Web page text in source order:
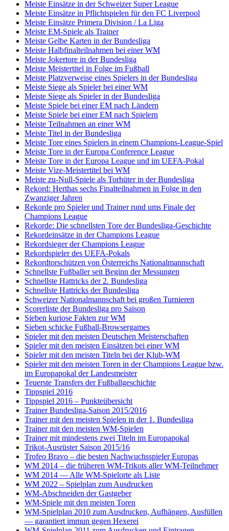
Meiste Einsätze in der Schweizer Super League
Meiste Einsätze in Pflichtspielen für den FC Liverpool
Meiste Einsätze Primera Division / La Liga
Meiste EM-Spiele als Trainer
Meiste Gelbe Karten in der Bundesliga
Meiste Halbfinalteilnahmen bei einer WM
Meiste Jokertore in der Bundesliga
Meiste Meistertitel in Folge im Fußball
Meiste Platzverweise eines Spielers in der Bundesliga
Meiste Siege als Spieler bei einer WM
Meiste Siege als Spieler in der Bundesliga
Meiste Spiele bei einer EM nach Ländern
Meiste Spiele bei einer EM nach Spielern
Meiste Teilnahmen an einer WM
Meiste Titel in der Bundesliga
Meiste Tore eines Spielers in einem Champions-League-Spiel
Meiste Tore in der Europa Conference League
Meiste Tore in der Europa League und im UEFA-Pokal
Meiste Vize-Meistertitel bei WM
Meiste zu-Null-Spiele als Torhüter in der Bundesliga
Rekord: Herthas sechs Finalteilnahmen in Folge in den
Zwanziger Jahren
Rekorde pro Spieler und Trainer rund ums Finale der
Champions League
Rekorde: Die schnellsten Tore der Bundesliga-Geschichte
Rekordeinsätze in der Champions League
Rekordsieger der Champions League
Rekordspieler des UEFA-Pokals
Rekordtorschützen von Österreichs Nationalmannschaft
Schnellste Fußballer seit Beginn der Messungen
Schnellste Hattricks der 2. Bundesliga
Schnellste Hattricks der Bundesliga
Schweizer Nationalmannschaft bei großen Turnieren
Scorerliste der Bundesliga pro Saison
Sieben kuriose Fakten zur WM
Sieben schicke Fußball-Browsergames
Spieler mit den meisten Deutschen Meisterschaften
Spieler mit den meisten Einsätzen bei einer WM
Spieler mit den meisten Titeln bei der Klub-WM
Spieler mit den meisten Toren in der Champions League bzw.
im Europapokal der Landesmeister
Teuerste Transfers der Fußballgeschichte
Tippspiel 2016
Tippspiel 2016 – Punkteübersicht
Trainer Bundesliga-Saison 2015/2016
Trainer mit den meisten Spielen in der 1. Bundesliga
Trainer mit den meisten WM-Spielen
Trainer mit mindestens zwei Titeln im Europapokal
Trikot-Ausrüster Saison 2015/16
Trofeo Bravo – die besten Nachwuchsspieler Europas
WM 2014 – die früheren WM-Trikots aller WM-Teilnehmer
WM 2014 — Alle WM-Spielorte als Liste
WM 2022 – Spielplan zum Ausdrucken
WM-Abschneiden der Gastgeber
WM-Spiele mit den meisten Toren
WM-Spielplan 2010 zum Ausdrucken, Aufhängen, Ausfüllen
— garantiert immun gegen Hexerei